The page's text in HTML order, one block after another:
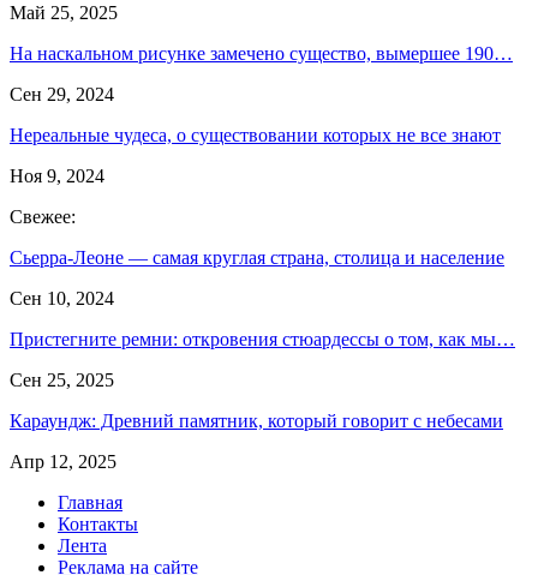
Май 25, 2025
На наскальном рисунке замечено существо, вымершее 190…
Сен 29, 2024
Hереальные чудеса, о существовании которых не все знают
Ноя 9, 2024
Свежее:
Сьерра-Леоне — самая круглая страна, столица и население
Сен 10, 2024
Пристегните ремни: откровения стюардессы о том, как мы…
Сен 25, 2025
Караундж: Древний памятник, который говорит с небесами
Апр 12, 2025
Главная
Контакты
Лента
Реклама на сайте